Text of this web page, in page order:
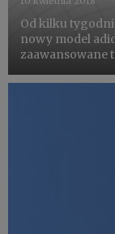
Od kilku
nowy model
zaawansowane
motywem siatki,